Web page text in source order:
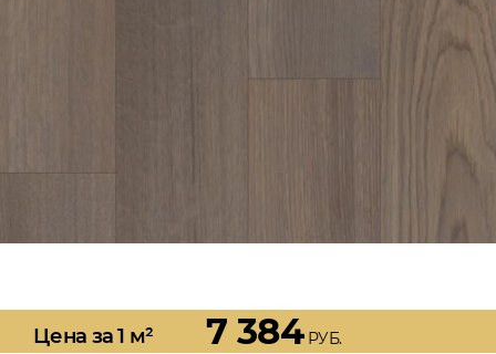
Цена за 1 м² 7 384РУБ.